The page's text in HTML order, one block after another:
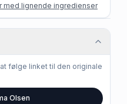
med lignende ingredienser
følge linket til den originale
Olsen